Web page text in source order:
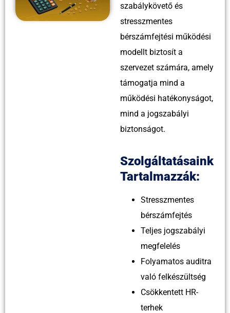
szabálykövető és
stresszmentes
bérszámfejtési működési
modellt biztosít a
szervezet számára, amely
támogatja mind a
működési hatékonyságot,
mind a jogszabályi
biztonságot.
Szolgáltatásaink
Tartalmazzák:
Stresszmentes
bérszámfejtés
Teljes jogszabályi
megfelelés
Folyamatos auditra
való felkészültség
Csökkentett HR-
terhek